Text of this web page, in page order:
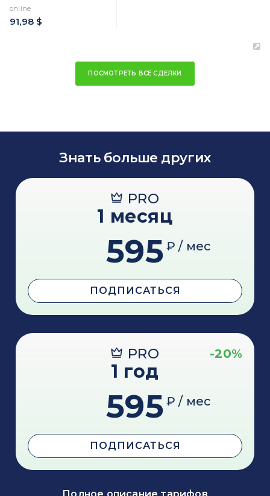
online
91,98 $
ПОСМОТРЕТЬ ВСЕ СДЕЛКИ
Знать больше других
PRO
1 месяц
595 ₽ / мес
ПОДПИСАТЬСЯ
PRO -20%
1 год
595 ₽ / мес
ПОДПИСАТЬСЯ